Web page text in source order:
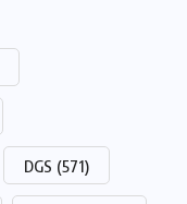
DGS (571)